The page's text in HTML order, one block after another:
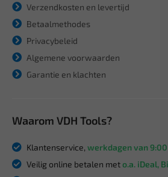
Verzendkosten en levertijd
Betaalmethodes
Privacybeleid
Algemene voorwaarden
Garantie en klachten
Waarom VDH Tools?
Klantenservice, werkdagen van
Veilig online betalen meto.a. iDeal,